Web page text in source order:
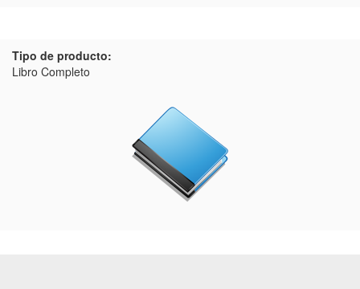
Tipo de producto:
Libro Completo